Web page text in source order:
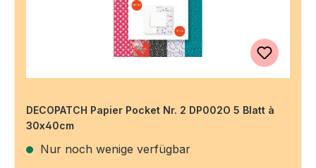
DECOPATCH Papier Pocket Nr. 2 DP002O 5 Blatt à
30x40cm
Nur noch wenige verfügbar